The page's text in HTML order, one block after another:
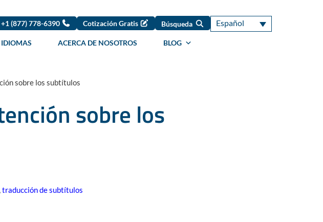
+1 (877) 778-6390 Cotización Gratis Búsqueda Español
IDIOMAS ACERCA DE NOSOTROS BLOG
sobre los subtítulos
sobre los
traducción de subtítulos